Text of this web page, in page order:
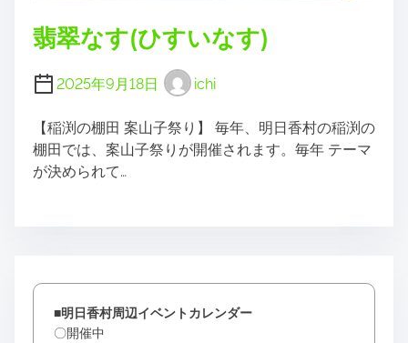
翡翠なす(ひすいなす)
2025年9月18日 ichi
【稲渕の棚田 案山子祭り】 毎年、明日香村の稲渕の
棚田では、案山子祭りが開催されます。毎年 テーマ
が決められて…
■明日香村周辺イベントカレンダー
〇開催中